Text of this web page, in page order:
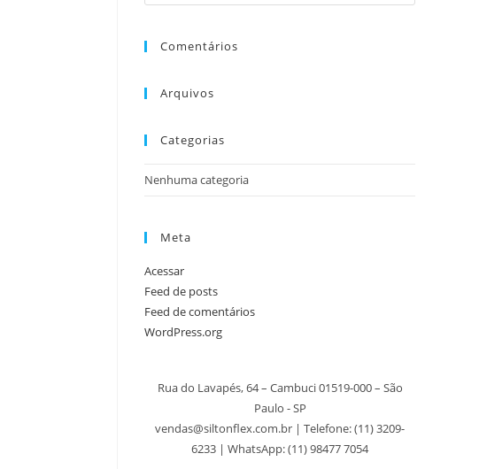
Comentários
Arquivos
Categorias
Nenhuma categoria
Meta
Acessar
Feed de posts
Feed de comentários
WordPress.org
Rua do Lavapés, 64 – Cambuci 01519-000 – São
Paulo - SP
vendas@siltonflex.com.br | Telefone:(11) 3209-
6233 | WhatsApp: (11) 98477 7054